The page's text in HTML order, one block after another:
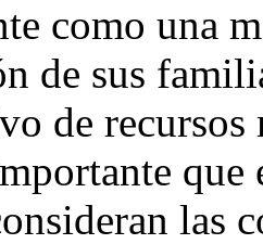
como una
de sus
de
las